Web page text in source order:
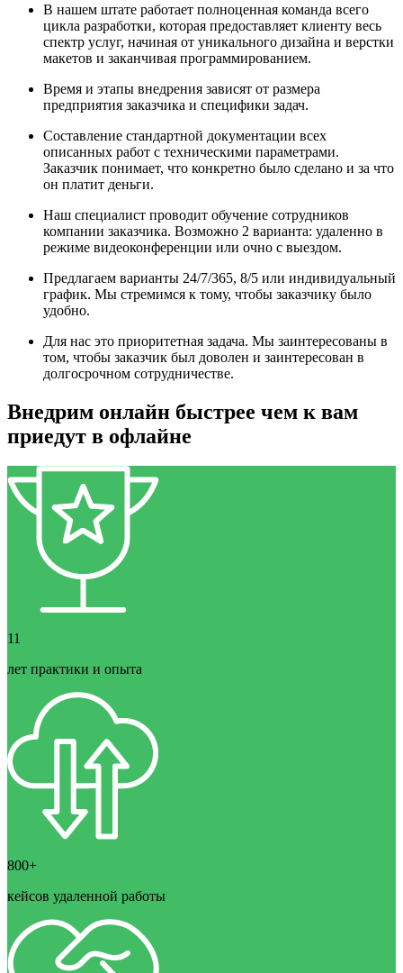
В нашем штате работает полноценная команда всего
цикла разработки, которая предоставляет клиенту весь
спектр услуг, начиная от уникального дизайна и верстки
макетов и заканчивая программированием.
Время и этапы внедрения зависят от размера
предприятия заказчика и специфики задач.
Составление стандартной документации всех
описанных работ с техническими параметрами.
Заказчик понимает, что конкретно было сделано и за что
он платит деньги.
Наш специалист проводит обучение сотрудников
компании заказчика. Возможно 2 варианта: удаленно в
режиме видеоконференции или очно с выездом.
Предлагаем варианты 24/7/365, 8/5 или индивидуальный
график. Мы стремимся к тому, чтобы заказчику было
удобно.
Для нас это приоритетная задача. Мы заинтересованы в
том, чтобы заказчик был доволен и заинтересован в
долгосрочном сотрудничестве.
Внедрим онлайн быстрее чем к вам
приедут в офлайне
11
лет практики и опыта
800+
кейсов удаленной работы